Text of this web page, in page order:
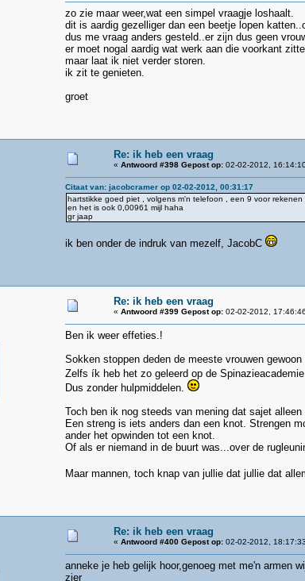
zo zie maar weer,wat een simpel vraagje loshaalt.
dit is aardig gezelliger dan een beetje lopen
dus me vraag anders gesteld..er zijn dus geen
er moet nogal aardig wat werk aan die voorkant
maar laat ik niet verder storen.
ik zit te genieten.
groet
Re: ik heb een vraag
« Antwoord #398 Gepost op:02-02-2012,
Citaat van: jacobcramer op 02-02-2012, 00:31:17
hartstikke goed piet , volgens m'n telefoon , een 9 voor rekenen
en het is ook 0,00961 mijl haha
gr jaap
ik ben onder de indruk van mezelf, JacobC
Re: ik heb een vraag
« Antwoord #399 Gepost op:02-02-2012,
Ben ik weer effeties.!
Sokken stoppen deden de meeste vrouwen
Zelfs ík heb het zo geleerd op de
Dus zonder hulpmiddelen.
Toch ben ik nog steeds van mening dat sajet
Een streng is iets anders dan een knot. Strengen
ander het opwinden tot een knot.
Of als er niemand in de buurt was...over de
Maar mannen, toch knap van jullie dat jullie dat
Re: ik heb een vraag
« Antwoord #400 Gepost op:02-02-2012,
anneke je heb gelijk hoor,genoeg met me'n armen
zier